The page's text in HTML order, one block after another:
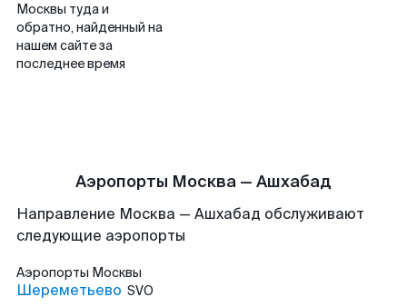
Москвы туда и
обратно, найденный на
нашем сайте за
последнее время
Аэропорты Москва — Ашхабад
Направление Москва — Ашхабад обслуживают
следующие аэропорты
Аэропорты Москвы
Шереметьево SVO